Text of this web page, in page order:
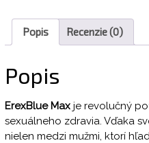
Popis Recenzie (0)
Popis
ErexBlue Max je revolučný
sexuálneho zdravia. Vďaka
nielen medzi mužmi, ktorí